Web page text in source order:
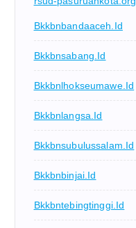
Bkkbnbandaaceh.id
Bkkbnsabang.id
Bkkbnlhokseumawe.id
Bkkbnlangsa.id
Bkkbnsubulussalam.id
Bkkbnbinjai.id
Bkkbntebingtinggi.id